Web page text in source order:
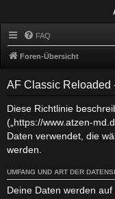
FAQ
Foren-Übersicht
AF Classic Reloaded
Diese Richtlinie
(„https://www.atzen-
Daten verwendet, die
werden.
UMFANG UND ART DER
Deine Daten werden